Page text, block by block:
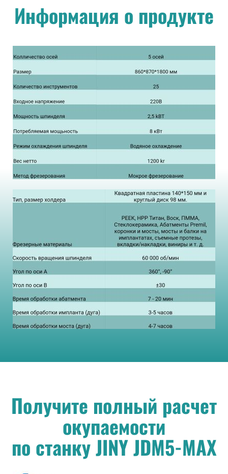
Информация о продукте
Получите полный расчет
окупаемости
по станку JINY JDM5-MAX